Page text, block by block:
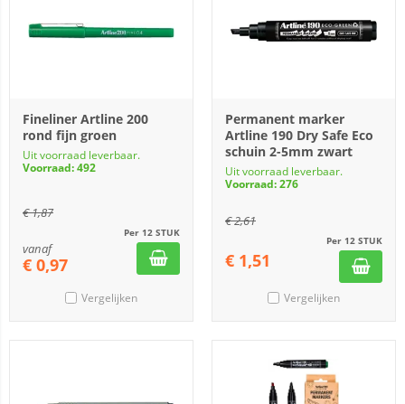
Fineliner Artline 200
rond fijn groen
Uit voorraad leverbaar.
Voorraad: 492
€1,87
Per 12 STUK
vanaf
€ 0,97
Vergelijken
Permanent marker
Artline 190 Dry Safe Eco
schuin 2-5mm zwart
Uit voorraad leverbaar.
Voorraad: 276
€2,61
Per 12 STUK
€ 1,51
Vergelijken